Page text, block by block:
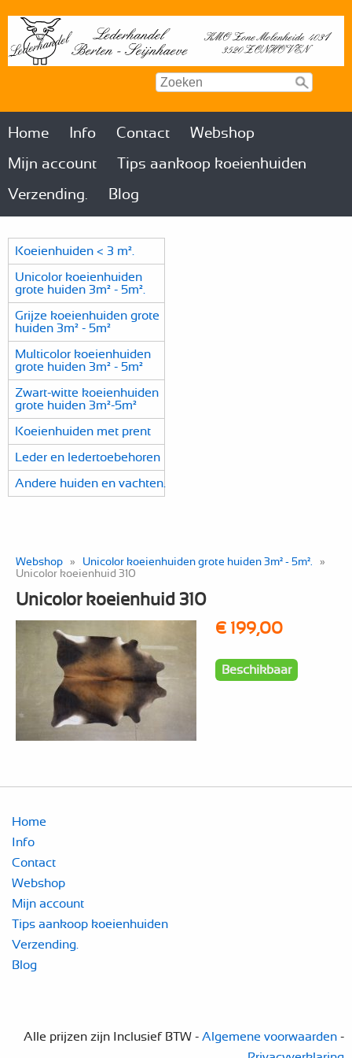
Home Info Contact Webshop
Mijn account Tips aankoop koeienhuiden
Verzending. Blog
Koeienhuiden < 3 m².
Unicolor koeienhuiden
grote huiden 3m² - 5m².
Grijze koeienhuiden grote
huiden 3m² - 5m²
Multicolor koeienhuiden
grote huiden 3m² - 5m²
Zwart-witte koeienhuiden
grote huiden 3m²-5m²
Koeienhuiden met prent
Leder en ledertoebehoren
Andere huiden en vachten.
Webshop » Unicolor koeienhuiden grote huiden 3m² - 5m².
»
Unicolor koeienhuid 310
Unicolor koeienhuid 310
€ 199,00
Beschikbaar
Home
Info
Contact
Webshop
Mijn account
Tips aankoop koeienhuiden
Verzending.
Blog
Alle prijzen zijn Inclusief BTW - Algemene voorwaarden -